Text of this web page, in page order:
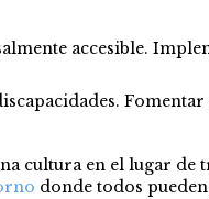
accesible.
cultura en el lugar
donde todos